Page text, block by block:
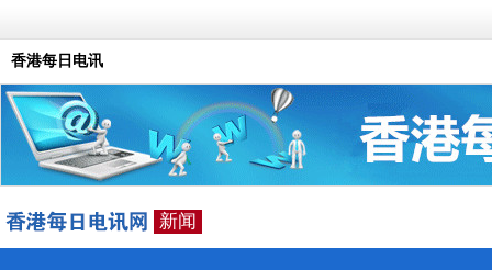
香港每日电讯
新闻